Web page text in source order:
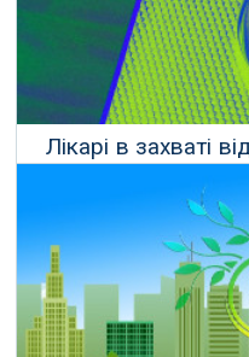
Лікарі в захваті
07